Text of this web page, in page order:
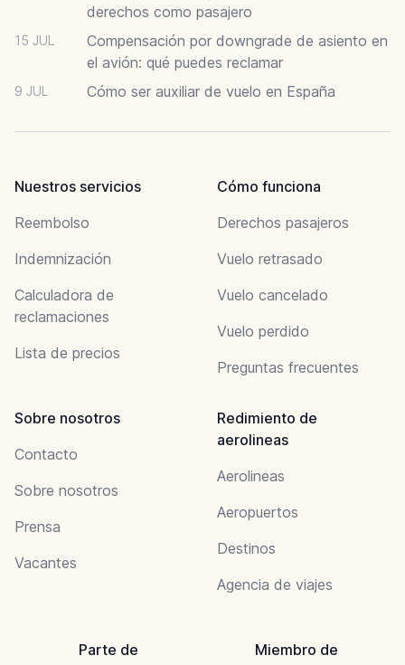
derechos como pasajero
15 JUL
Compensación por downgrade de asiento en
el avión: qué puedes reclamar
9 JUL Cómo ser auxiliar de vuelo en España
Nuestros servicios
Reembolso
Indemnización
Calculadora de
reclamaciones
Lista de precios
Cómo funciona
Derechos pasajeros
Vuelo retrasado
Vuelo cancelado
Vuelo perdido
Preguntas frecuentes
Sobre nosotros
Contacto
Sobre nosotros
Prensa
Vacantes
Redimiento de
aerolineas
Aerolineas
Aeropuertos
Destinos
Agencia de viajes
Parte de Miembro de